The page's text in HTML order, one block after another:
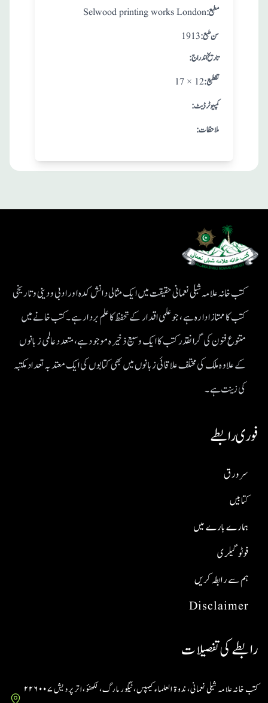
Selwood printing works London:مطبع
1913 : سن طبع
: تاريخ اندراج
17 × 12 :تقطيع
:کمپیوٹر ڈیٹ
:ملاحظات
کتب خانہ علامہ شبلی نعمانی حقیقت میں ایک مثالی دانش کدہ اور ادبی ودینی و تاریخی
کتب کا ممتاز ادارہ ہے، جو علمی اقدار کے تحفظ کا علم بردار ہے۔کتب خانے میں
متنوع فنون کی گرانقدر کتب کا ایک وسیع ذخیرہ موجود ہے، متعدد عالمی زبانوں
کے علاوہ ملک کی مختلف علاقائی زبانوں میں بھی کتابوں کی ایک معتد بہ تعداد مکتبہ
کی زینت ہے۔
فوری رابطے
Disclaimer
ہم سے رابطہ کریں
فوٹو گیلری
ہمارے بارے میں
کتابیں
سر ورق
رابطے کی تفصیلات
کتب خانہ علامہ شبلی نعمانی، ندوۃ العلماء کیمپس، ٹیگور مارگ، لکھنؤ، اتر پردیش ۲۲۶۰۰۷